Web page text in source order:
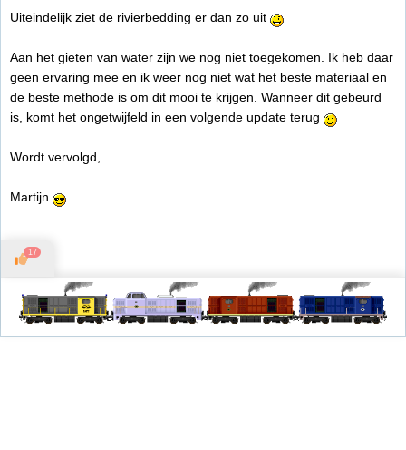
Uiteindelijk ziet de rivierbedding er dan zo uit
Aan het gieten van water zijn we nog niet toegekomen. Ik heb daar
geen ervaring mee en ik weer nog niet wat het beste materiaal en
de beste methode is om dit mooi te krijgen. Wanneer dit gebeurd
is, komt het ongetwijfeld in een volgende update terug
Wordt vervolgd,
Martijn
17